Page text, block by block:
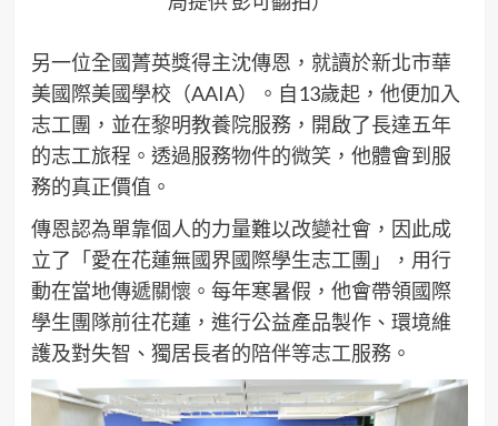
另一位全國菁英獎得主沈傳恩，就讀於新北市華
美國際美國學校（AAIA）。自13歲起，他便加入
志工團，並在黎明教養院服務，開啟了長達五年
的志工旅程。透過服務物件的微笑，他體會到服
務的真正價值。
傳恩認為單靠個人的力量難以改變社會，因此成
立了「愛在花蓮無國界國際學生志工團」，用行
動在當地傳遞關懷。每年寒暑假，他會帶領國際
學生團隊前往花蓮，進行公益產品製作、環境維
護及對失智、獨居長者的陪伴等志工服務。